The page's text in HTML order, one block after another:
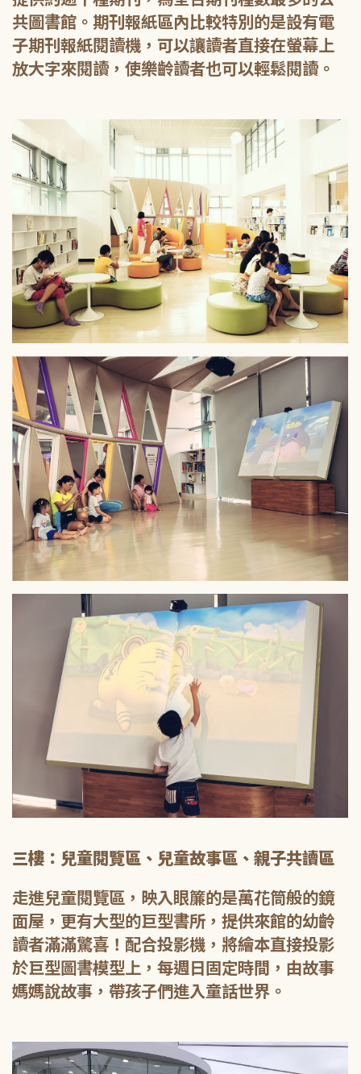
共圖書館。期刊報紙區內比較特別的是設有電
子期刊報紙閱讀機，可以讓讀者直接在螢幕上
放大字來閱讀，使樂齡讀者也可以輕鬆閱讀。
三樓：兒童閱覽區、兒童故事區、親子共讀區
走進兒童閱覽區，映入眼簾的是萬花筒般的鏡
面屋，更有大型的巨型書所，提供來館的幼齡
讀者滿滿驚喜！配合投影機，將繪本直接投影
於巨型圖書模型上，每週日固定時間，由故事
媽媽說故事，帶孩子們進入童話世界。